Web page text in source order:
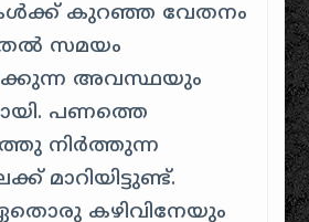
കുറഞ്ഞ വേതനം
സമയം
അവസ്ഥയും
പണത്തെ
നിർത്തുന്ന
മാറിയിട്ടുണ്ട്.
കഴിവിനേയും